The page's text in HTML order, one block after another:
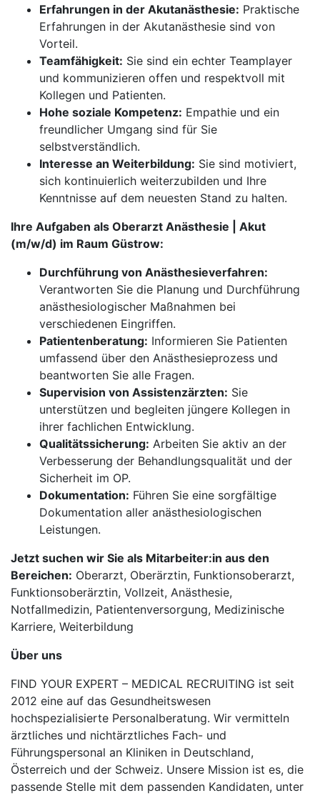
Erfahrungen in der Akutanästhesie: Praktische
Erfahrungen in der Akutanästhesie sind von
Vorteil.
Teamfähigkeit: Sie sind ein echter Teamplayer
und kommunizieren offen und respektvoll mit
Kollegen und Patienten.
Hohe soziale Kompetenz: Empathie und ein
freundlicher Umgang sind für Sie
selbstverständlich.
Interesse an Weiterbildung: Sie sind motiviert,
sich kontinuierlich weiterzubilden und Ihre
Kenntnisse auf dem neuesten Stand zu halten.
Ihre Aufgaben als Oberarzt Anästhesie | Akut
(m/w/d) im Raum Güstrow:
Durchführung von Anästhesieverfahren:
Verantworten Sie die Planung und Durchführung
anästhesiologischer Maßnahmen bei
verschiedenen Eingriffen.
Patientenberatung: Informieren Sie Patienten
umfassend über den Anästhesieprozess und
beantworten Sie alle Fragen.
Supervision von Assistenzärzten: Sie
unterstützen und begleiten jüngere Kollegen in
ihrer fachlichen Entwicklung.
Qualitätssicherung: Arbeiten Sie aktiv an der
Verbesserung der Behandlungsqualität und der
Sicherheit im OP.
Dokumentation: Führen Sie eine sorgfältige
Dokumentation aller anästhesiologischen
Leistungen.
Jetzt suchen wir Sie als Mitarbeiter:in aus den
Bereichen: Oberarzt, Oberärztin, Funktionsoberarzt,
Funktionsoberärztin, Vollzeit, Anästhesie,
Notfallmedizin, Patientenversorgung, Medizinische
Karriere, Weiterbildung
Über uns
FIND YOUR EXPERT – MEDICAL RECRUITING ist seit
2012 eine auf das Gesundheitswesen
hochspezialisierte Personalberatung. Wir vermitteln
ärztliches und nichtärztliches Fach- und
Führungspersonal an Kliniken in Deutschland,
Österreich und der Schweiz. Unsere Mission ist es, die
passende Stelle mit dem passenden Kandidaten, unter